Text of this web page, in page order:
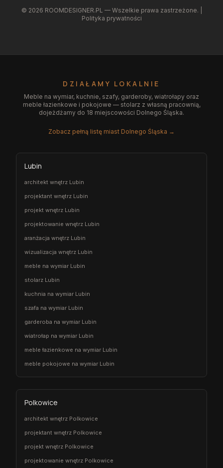
© 2026 ROOMDESIGNER.PL — Wszelkie prawa zastrzeżone. |
Polityka prywatności
DZIAŁAMY LOKALNIE
Meble na wymiar, kuchnie, szafy, garderoby, wiatrołapy oraz
meble łazienkowe i pokojowe — stolarz z własną pracownią,
dojeżdżamy do 18 miejscowości Dolnego Śląska.
Zobacz pełną listę miast Dolnego Śląska →
Lubin
architekt wnętrz Lubin
projektant wnętrz Lubin
projekt wnętrz Lubin
projektowanie wnętrz Lubin
aranżacja wnętrz Lubin
wizualizacja wnętrz Lubin
meble na wymiar Lubin
stolarz Lubin
kuchnia na wymiar Lubin
szafa na wymiar Lubin
garderoba na wymiar Lubin
wiatrołap na wymiar Lubin
meble łazienkowe na wymiar Lubin
meble pokojowe na wymiar Lubin
Polkowice
architekt wnętrz Polkowice
projektant wnętrz Polkowice
projekt wnętrz Polkowice
projektowanie wnętrz Polkowice